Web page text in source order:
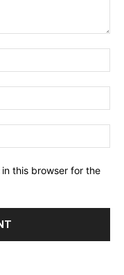
this browser for the